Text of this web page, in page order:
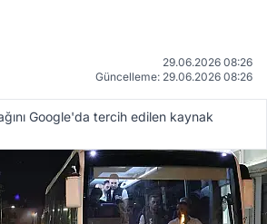
29.06.2026 08:26
Güncelleme: 29.06.2026 08:26
Google'da tercih edilen kaynak